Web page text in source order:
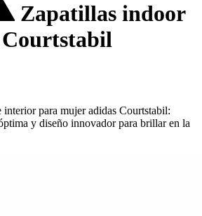
Zapatillas indoor
interior para mujer adidas Courtstabil:
y diseño innovador para brillar en la